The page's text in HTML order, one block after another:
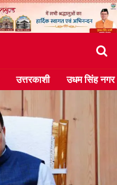
उत्तरकाशी उधम सिंह नगर